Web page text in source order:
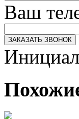
Ваш
ЗАКАЗАТЬ ЗВОНОК